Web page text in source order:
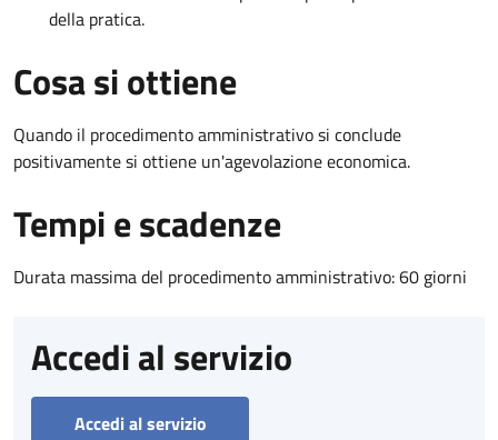
della pratica.
Cosa si ottiene
Quando il procedimento amministrativo si conclude
positivamente si ottiene un'agevolazione economica.
Tempi e scadenze
Durata massima del procedimento amministrativo: 60 giorni
Accedi al servizio
Accedi al servizio